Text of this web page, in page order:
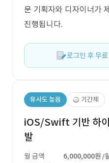
문 기획자와 디자이너가
진행됩니다.
로그인 후 무
유사도 높음 기간제
iOS/Swift 기반 하
발
월 금액 6,000,000원 /